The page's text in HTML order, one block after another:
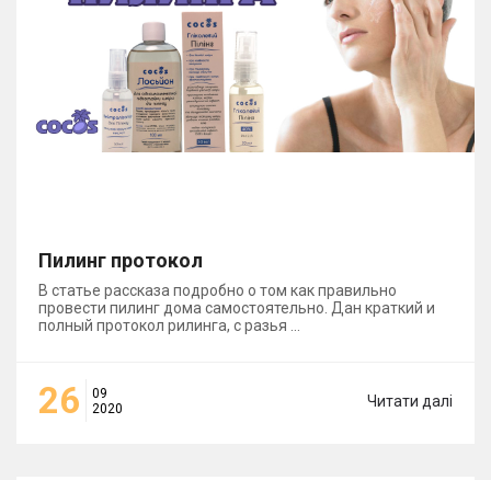
Пилинг протокол
В статье рассказа подробно о том как правильно
провести пилинг дома самостоятельно. Дан краткий и
полный протокол рилинга, с разья
26
09
2020
Читати далі